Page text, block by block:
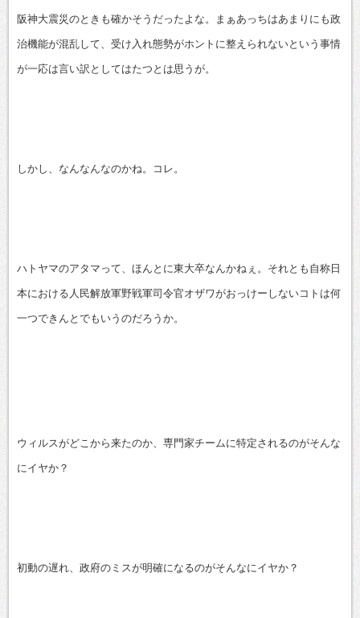
阪神大震災のときも確かそうだったよな。まぁあっちはあまりにも政
治機能が混乱して、受け入れ態勢がホントに整えられないという事情
が一応は言い訳としてはたつとは思うが。
しかし、なんなんなのかね。コレ。
ハトヤマのアタマって、ほんとに東大卒なんかねぇ。それとも自称日
本における人民解放軍野戦軍司令官オザワがおっけーしないコトは何
一つできんとでもいうのだろうか。
ウィルスがどこから来たのか、専門家チームに特定されるのがそんな
にイヤか？
初動の遅れ、政府のミスが明確になるのがそんなにイヤか？